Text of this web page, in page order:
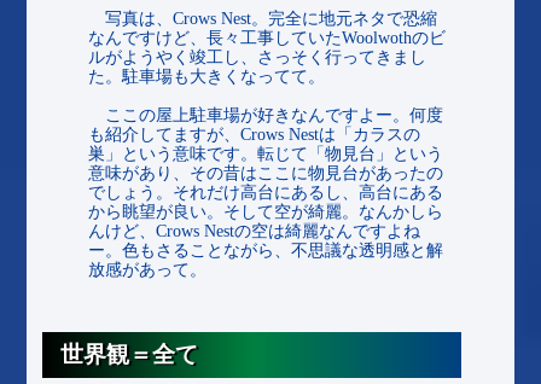
写真は、Crows Nest。完全に地元ネタで恐縮
なんですけど、長々工事していたWoolwothのビ
ルがようやく竣工し、さっそく行ってきまし
た。駐車場も大きくなってて。
ここの屋上駐車場が好きなんですよー。何度
も紹介してますが、Crows Nestは「カラスの
巣」という意味です。転じて「物見台」という
意味があり、その昔はここに物見台があったの
でしょう。それだけ高台にあるし、高台にある
から眺望が良い。そして空が綺麗。なんかしら
んけど、Crows Nestの空は綺麗なんですよね
ー。色もさることながら、不思議な透明感と解
放感があって。
世界観＝全て